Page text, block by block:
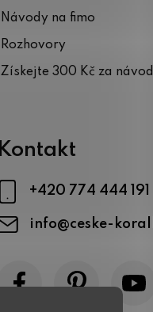
Návody na fimo
Rozhovory
Získejte 300 Kč za návod
Kontakt
info@ceske-
+420 774 444 191